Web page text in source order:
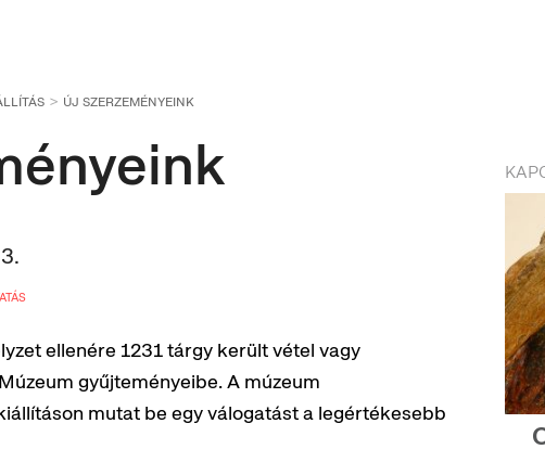
ÚJ SZERZEMÉNYEINK
ellenére 1231 tárgy került vétel vagy
gyűjteményeibe. A múzeum
mutat be egy válogatást a legértékesebb